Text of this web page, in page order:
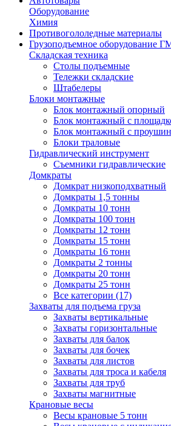
Оборудование
Химия
Противогололедные материалы
Грузоподъемное оборудование
Складская техника
Столы подъемные
Тележки складские
Штабелеры
Блоки монтажные
Блок монтажный опорный
Блок монтажный с
Блок монтажный с
Блоки траловые
Гидравлический инструмент
Съемники гидравлические
Домкраты
Домкрат низкоподхватный
Домкраты 1,5 тонны
Домкраты 10 тонн
Домкраты 100 тонн
Домкраты 12 тонн
Домкраты 15 тонн
Домкраты 16 тонн
Домкраты 2 тонны
Домкраты 20 тонн
Домкраты 25 тонн
Все категории (17)
Захваты для подъема груза
Захваты вертикальные
Захваты горизонтальные
Захваты для балок
Захваты для бочек
Захваты для листов
Захваты для троса и кабеля
Захваты для труб
Захваты магнитные
Крановые весы
Весы крановые 5 тонн